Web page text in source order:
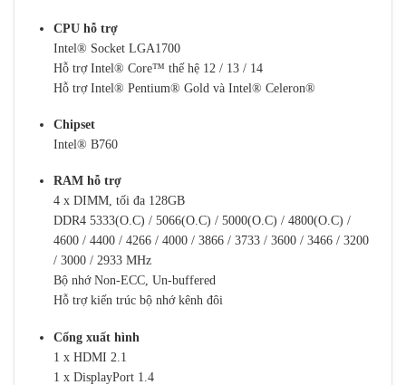
CPU hỗ trợ
Intel® Socket LGA1700
Hỗ trợ Intel® Core™ thế hệ 12 / 13 / 14
Hỗ trợ Intel® Pentium® Gold và Intel® Celeron®
Chipset
Intel® B760
RAM hỗ trợ
4 x DIMM, tối đa 128GB
DDR4 5333(O.C) / 5066(O.C) / 5000(O.C) / 4800(O.C) /
4600 / 4400 / 4266 / 4000 / 3866 / 3733 / 3600 / 3466 / 3200
/ 3000 / 2933 MHz
Bộ nhớ Non-ECC, Un-buffered
Hỗ trợ kiến trúc bộ nhớ kênh đôi
Cổng xuất hình
1 x HDMI 2.1
1 x DisplayPort 1.4